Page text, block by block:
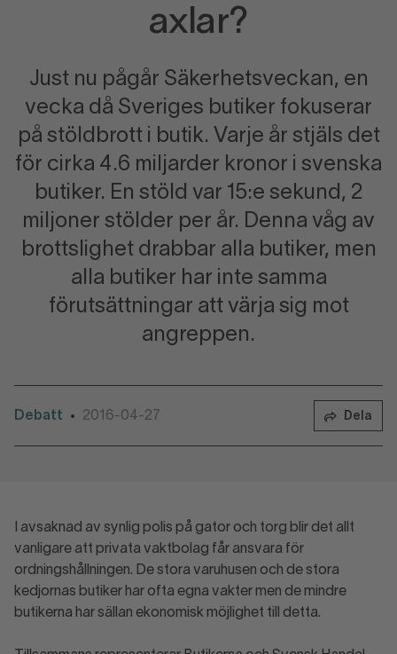
axlar?
Just nu pågår Säkerhetsveckan, en
vecka då Sveriges butiker fokuserar
på stöldbrott i butik. Varje år stjäls det
för cirka 4.6 miljarder kronor i svenska
butiker. En stöld var 15:e sekund, 2
miljoner stölder per år. Denna våg av
brottslighet drabbar alla butiker, men
alla butiker har inte samma
förutsättningar att värja sig mot
angreppen.
Debatt • 2016-04-27 Dela
I avsaknad av synlig polis på gator och torg blir det allt
vanligare att privata vaktbolag får ansvara för
ordningshållningen. De stora varuhusen och de stora
kedjornas butiker har ofta egna vakter men de mindre
butikerna har sällan ekonomisk möjlighet till detta.